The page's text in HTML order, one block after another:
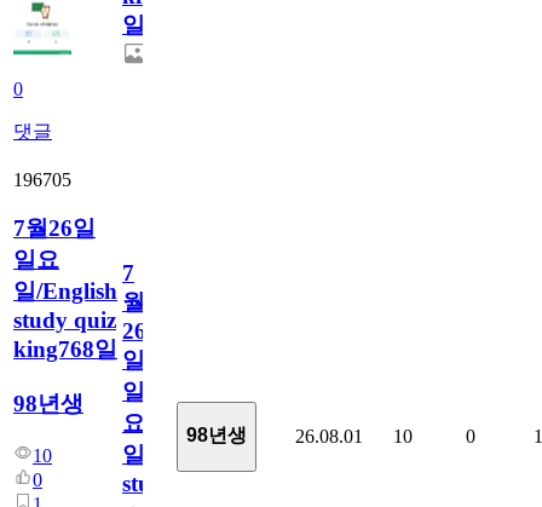
0
댓글
일
196705
7월26일
일요
일/English
study quiz
king768일
98년생
10
0
7
월
26
일
일
요
일/English
study
98년생 26.08.01 10 0 1